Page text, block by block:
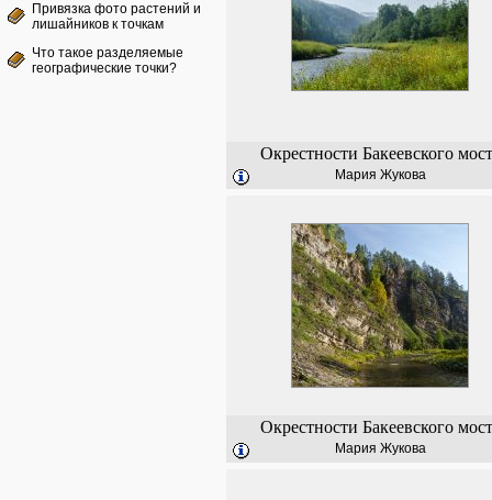
Привязка фото растений и
лишайников к точкам
Что такое разделяемые
географические точки?
Окрестности Бакеевского
Мария Жукова
Окрестности Бакеевского
Мария Жукова